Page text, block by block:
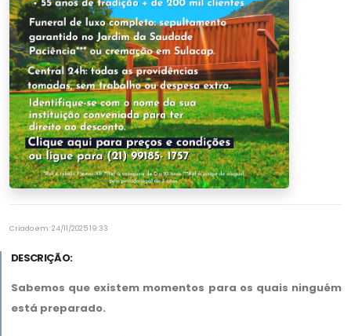
Criado em: 24/11/2025 19:33
DESCRIÇÃO:
Sabemos que existem momentos para os quais ninguém
está preparado.